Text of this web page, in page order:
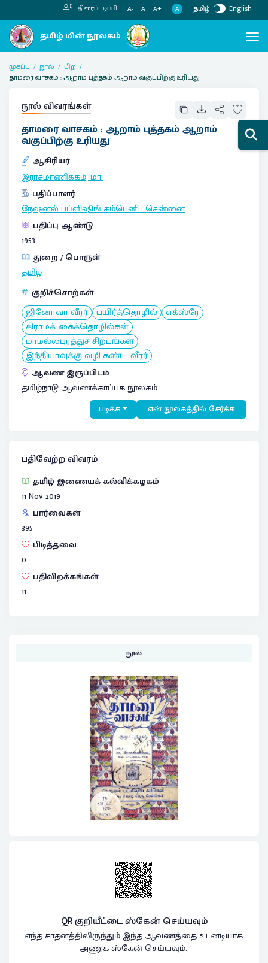
திரைப்படிப்பி A- A A+ A தமிழ் English
முகப்பு நூல்
பிற
தாமரை வாசகம் : ஆறாம் புத்தகம் ஆறாம் வகுப்பிற்கு உரியது
நூல் விவரங்கள்
தாமரை வாசகம் : ஆறாம் புத்தகம் ஆறாம்
வகுப்பிற்கு உரியது
ஆசிரியர்
இராசமாணிக்கம், மா.
பதிப்பாளர்
நேஷனல் பப்ளிஷிங் கம்பெனி:சென்னை
பதிப்பு ஆண்டு
1953
துறை / பொருள்
தமிழ்
குறிச்சொற்கள்
ஜினோவா வீரர் பயிர்த்தொழில் எக்ஸ்ரே
கிராமக் கைக்தொழில்கள்
மாமல்லபுரத்துச் சிற்பங்கள்
இந்தியாவுக்கு வழி கண்ட வீரர்
ஆவண இருப்பிடம்
தமிழ்நாடு ஆவணக்காப்பக நூலகம்
படிக்க என் நூலகத்தில் சேர்க்க
பதிவேற்ற விவரம்
தமிழ் இணையக் கல்விக்கழகம்
11 Nov 2019
பார்வைகள்
395
பிடித்தவை
0
பதிவிறக்கங்கள்
11
நூல்
QR குறியீட்டை ஸ்கேன் செய்யவும்
எந்த சாதனத்திலிருந்தும் இந்த ஆவணத்தை உடனடியாக
அணுக ஸ்கேன் செய்யவும்..